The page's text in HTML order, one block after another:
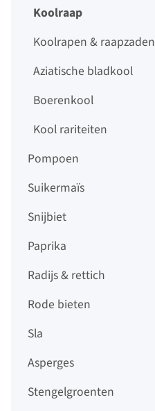
Koolraap
Koolrapen & raapzaden
Aziatische bladkool
Boerenkool
Kool rariteiten
Pompoen
Suikermaïs
Snijbiet
Paprika
Radijs & rettich
Rode bieten
Sla
Asperges
Stengelgroenten